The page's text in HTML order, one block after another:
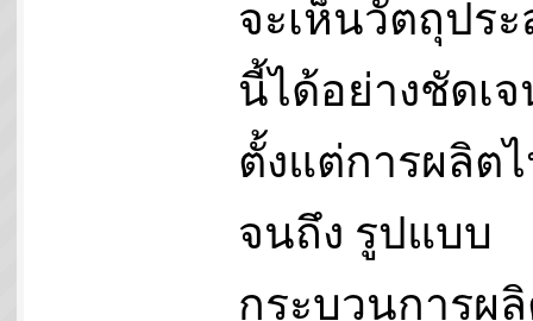
จะเห็นวัตถุปร
นี้ได้อย่างชัดเ
ตั้งแต่การผลิต
จนถึง รูปแบบ
กระบวนการผ